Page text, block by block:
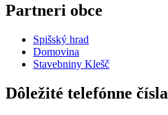
Partneri obce
Spišský hrad
Domovina
Stavebniny Klešč
Dôležité telefónne čísla